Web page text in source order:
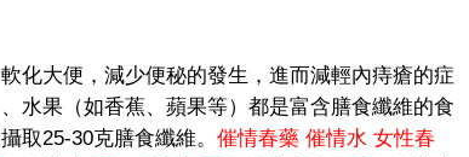
大便，減少便秘的發生，進而減輕內痔瘡的症
水果（如香蕉、蘋果等）都是富含膳食纖維的食
取25-30克膳食纖維。 催情春藥 催情水 女性春